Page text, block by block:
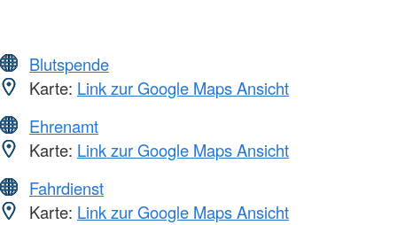
Blutspende
Karte: Link zur Google Maps Ansicht
Ehrenamt
Karte: Link zur Google Maps Ansicht
Fahrdienst
Karte: Link zur Google Maps Ansicht